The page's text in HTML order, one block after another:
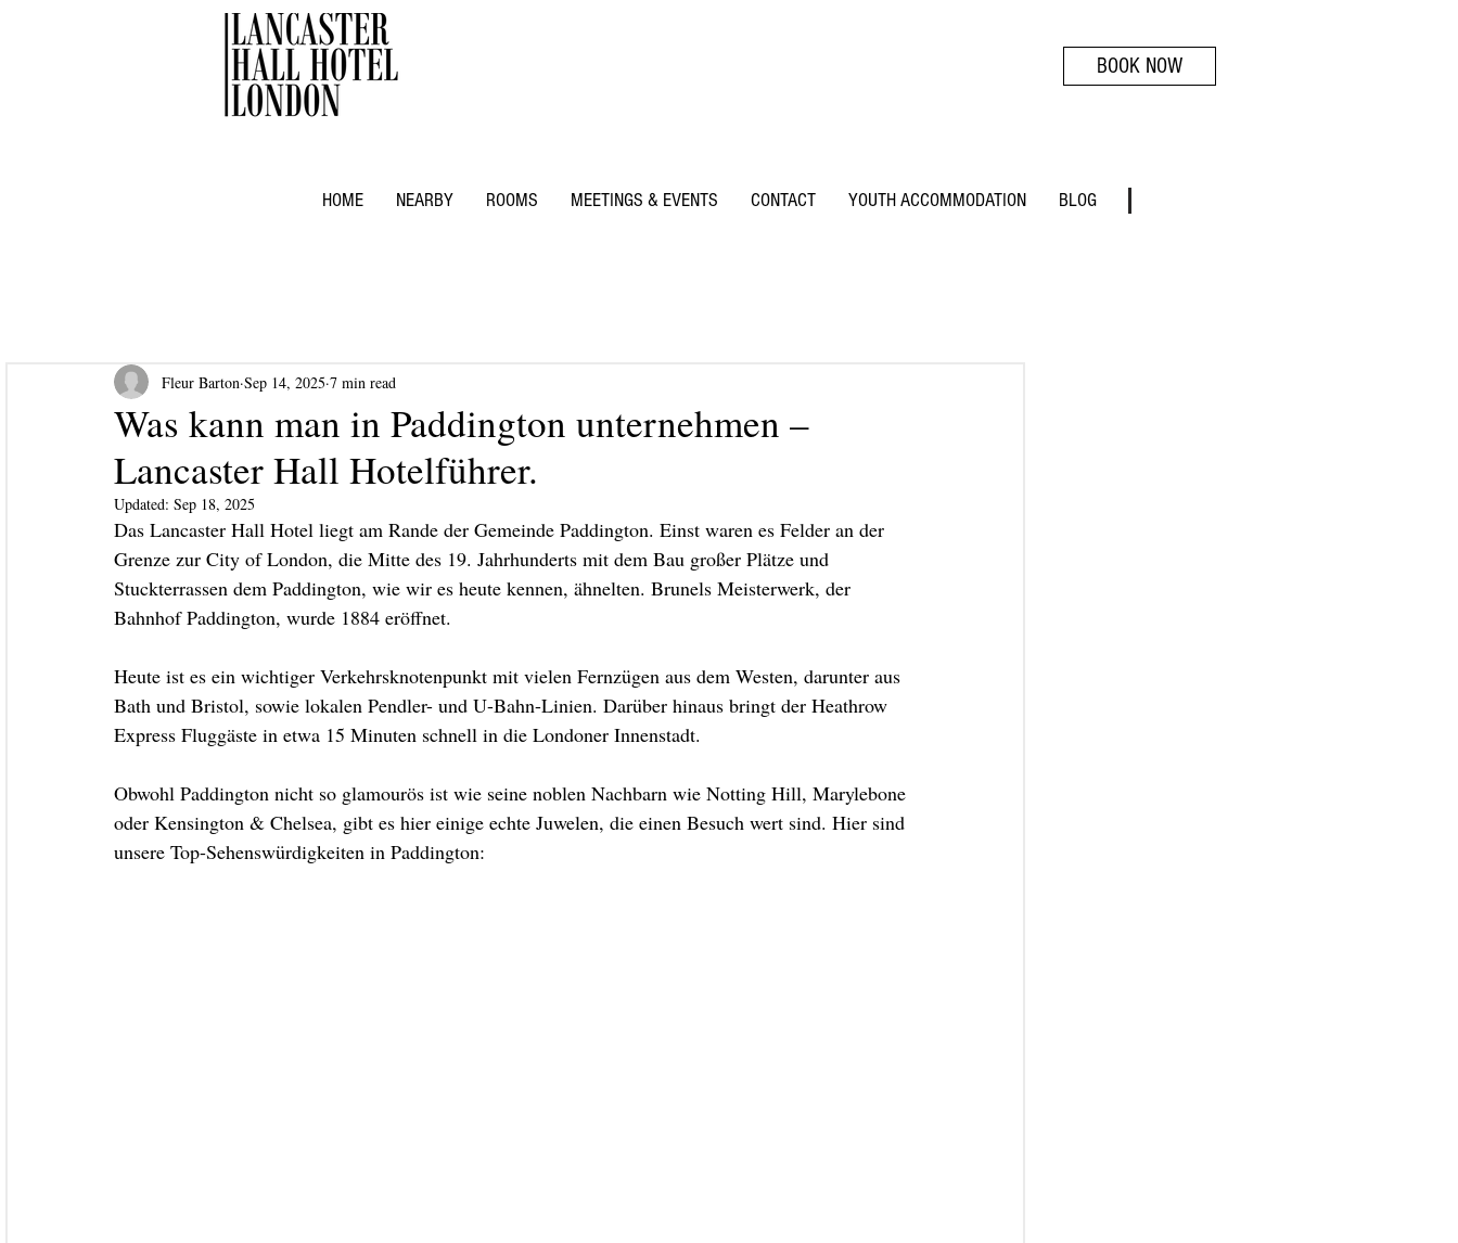
BOOK NOW
HOME NEARBY ROOMS MEETINGS & EVENTS CONTACT YOUTH ACCOMMODATION BLOG
Was kann man in Paddington unternehmen –
Lancaster Hall Hotelführer.
Fleur Barton Sep 14, 2025 7 min read
Updated: Sep 18, 2025
Das Lancaster Hall Hotel liegt am Rande der Gemeinde Paddington. Einst waren es Felder an der
Grenze zur City of London, die Mitte des 19. Jahrhunderts mit dem Bau großer Plätze und
Stuckterrassen dem Paddington, wie wir es heute kennen, ähnelten. Brunels Meisterwerk, der
Bahnhof Paddington, wurde 1884 eröffnet.
Heute ist es ein wichtiger Verkehrsknotenpunkt mit vielen Fernzügen aus dem Westen, darunter aus
Bath und Bristol, sowie lokalen Pendler- und U-Bahn-Linien. Darüber hinaus bringt der Heathrow
Express Fluggäste in etwa 15 Minuten schnell in die Londoner Innenstadt.
Obwohl Paddington nicht so glamourös ist wie seine noblen Nachbarn wie Notting Hill, Marylebone
oder Kensington & Chelsea, gibt es hier einige echte Juwelen, die einen Besuch wert sind. Hier sind
unsere Top-Sehenswürdigkeiten in Paddington: